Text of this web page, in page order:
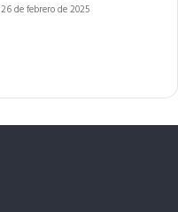
26 de febrero de 2025